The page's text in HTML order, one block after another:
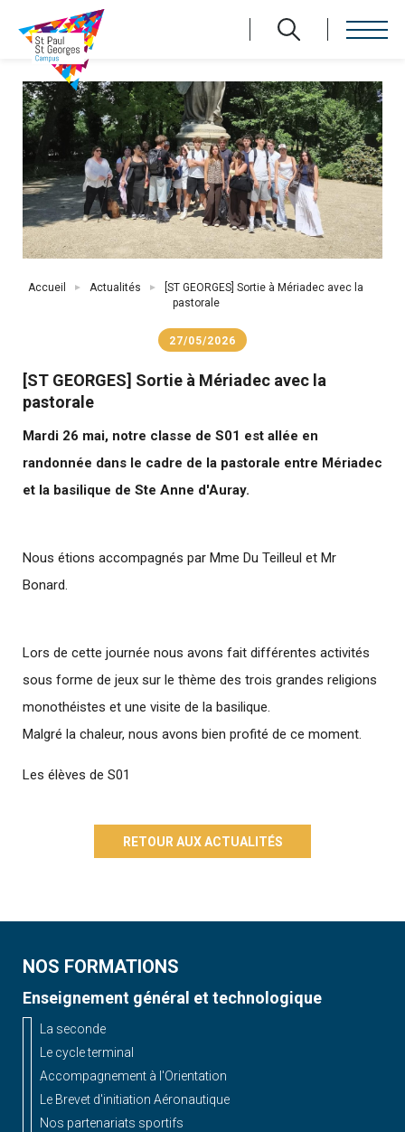
contenu
principal
Fil
Accueil Actualités
[ST GEORGES] Sortie à Mériadec avec la
pastorale
27/05/2026
[ST GEORGES] Sortie à Mériadec avec la
pastorale
Mardi 26 mai, notre classe de S01 est allée en
randonnée dans le cadre de la pastorale entre Mériadec
et la basilique de Ste Anne d'Auray.
Nous étions accompagnés par Mme Du Teilleul et Mr
Bonard.
Lors de cette journée nous avons fait différentes activités
sous forme de jeux sur le thème des trois grandes religions
monothéistes et une visite de la basilique.
Malgré la chaleur, nous avons bien profité de ce moment.
Les élèves de S01
RETOUR AUX ACTUALITÉS
NOS FORMATIONS
Enseignement général et technologique
La seconde
Le cycle terminal
Accompagnement à l'Orientation
Le Brevet d'initiation Aéronautique
Nos partenariats sportifs